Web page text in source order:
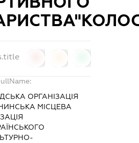
ОРГАНІЗАЦІЯ
МІСЦЕВА